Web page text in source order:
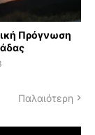
Πρόγνωση
Παλαιότερη